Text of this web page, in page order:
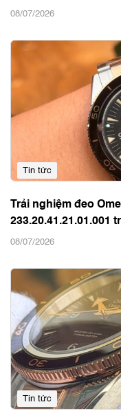
08/07/2026
Tin tức
Trải nghiệm đeo
233.20.41.21.01.001
08/07/2026
Tin tức